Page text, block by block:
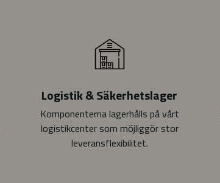
Logistik & Säkerhetslager
Komponenterna lagerhålls på vårt
logistikcenter som möjliggör stor
leveransflexibilitet.